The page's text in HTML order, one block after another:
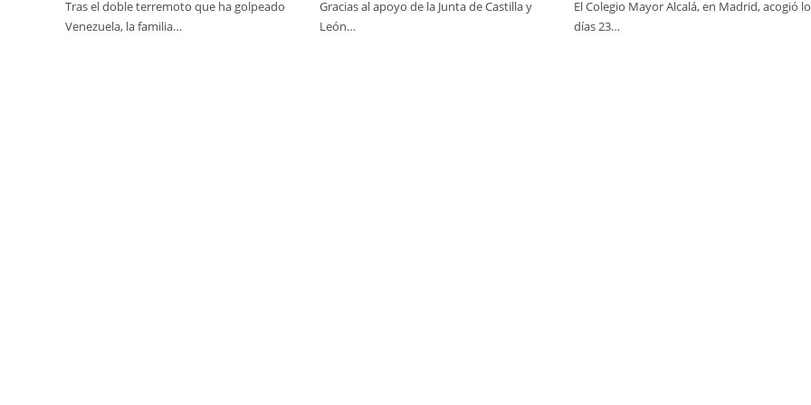
Tras el doble terremoto que ha golpeado
Venezuela, la familia…
Gracias al apoyo de la Junta de Castilla y
León…
El Colegio Mayor Alcalá, en Madrid, acogió
días 23…